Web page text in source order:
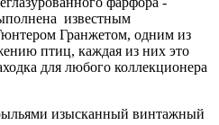
известным
Гранжетом, одним из
птиц, каждая из них это
для любого коллекционера
изысканный винтажный